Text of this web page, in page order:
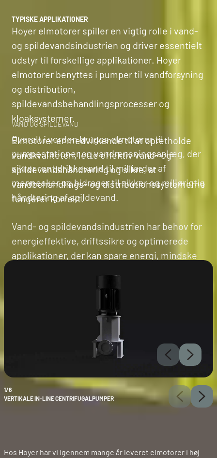
VAND OG SPILDEVAND
Overalt i verden bruges elmotorer til
pumpestationer og vandrensningsanlæg, der
sikrer rent drikkevand til milliarder af
mennesker og bidrager til sikker og miljørigtig
håndtering af spildevand.
Vand- og spildevandsindustrien har behov for
energieffektive, driftssikre og optimerede
applikationer, der kan spare energi, mindske
TYPISKE APPLIKATIONER
Hoyer elmotorer spiller en vigtig rolle i vand-
og spildevandsindustrien og driver essentielt
udstyr til forskellige applikationer. Hoyer
elmotorer benyttes i pumper til vandforsyning
og distribution,
spildevandsbehandlingsprocesser og
kloaksystemer.
Elmotorer er medvirkende til at opretholde
vandkvaliteten, lette effektiv vand- og
spildevandshåndtering og sikre, at
vandbehandlings- og distributionssystemerne
fungerer korrekt.
1/6
VERTIKALE IN-LINE CENTRIFUGALPUMPER
Hos Hoyer har vi igennem mange år leveret elmotorer i høj